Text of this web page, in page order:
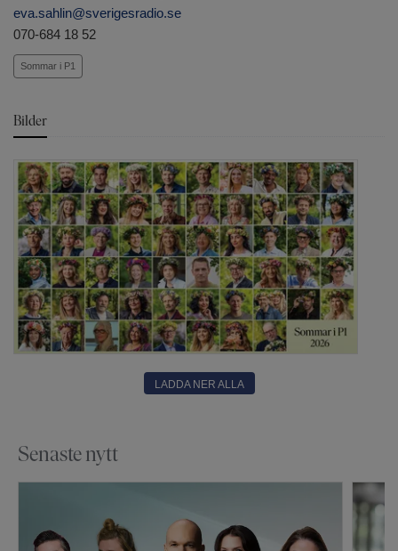
eva.sahlin@sverigesradio.se
070-684 18 52
Sommar i P1
Bilder
LADDA NER ALLA
Senaste nytt